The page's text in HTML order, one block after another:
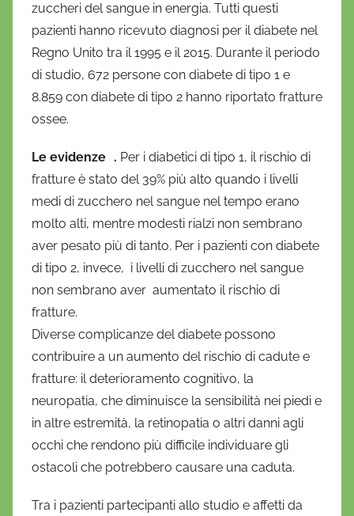
zuccheri del sangue in energia. Tutti questi
pazienti hanno ricevuto diagnosi per il diabete nel
Regno Unito tra il 1995 e il 2015. Durante il periodo
di studio, 672 persone con diabete di tipo 1 e
8.859 con diabete di tipo 2 hanno riportato fratture
ossee.
Le evidenze . Per i diabetici di tipo 1, il rischio di
fratture è stato del 39% più alto quando i livelli
medi di zucchero nel sangue nel tempo erano
molto alti, mentre modesti rialzi non sembrano
aver pesato più di tanto. Per i pazienti con diabete
di tipo 2, invece, i livelli di zucchero nel sangue
non sembrano aver aumentato il rischio di
fratture.
Diverse complicanze del diabete possono
contribuire a un aumento del rischio di cadute e
fratture: il deterioramento cognitivo, la
neuropatia, che diminuisce la sensibilità nei piedi e
in altre estremità, la retinopatia o altri danni agli
occhi che rendono più difficile individuare gli
ostacoli che potrebbero causare una caduta.
Tra i pazienti partecipanti allo studio e affetti da